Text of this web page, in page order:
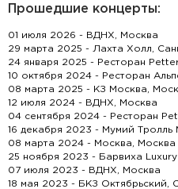
Прошедшие концерты:
01 июля 2026 - ВДНХ, Москва
29 марта 2025 - Лахта Холл,
24 января 2025 - Ресторан
10 октября 2024 - Ресторан
08 марта 2025 - КЗ Москва,
12 июля 2024 - ВДНХ, Москва
04 сентября 2024 - Ресторан
16 декабря 2023 - Мумий Тролль
08 марта 2024 - Москва, Москва
25 ноября 2023 - Барвиха
07 июля 2023 - ВДНХ, Москва
18 мая 2023 - БКЗ Октябрьский,